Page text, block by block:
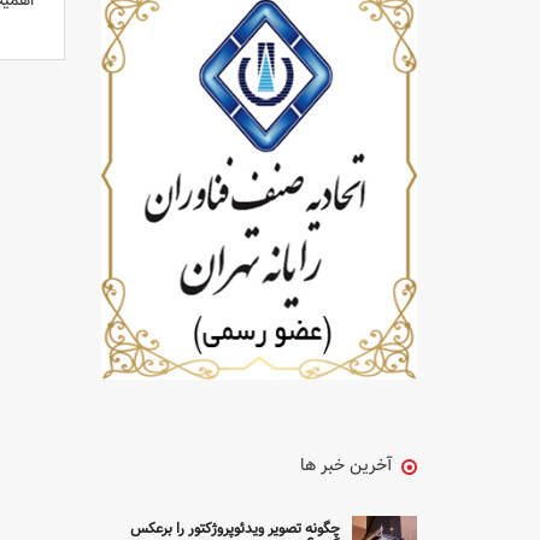
آخرین خبر ها
چگونه تصویر ویدئوپروژکتور را برعکس